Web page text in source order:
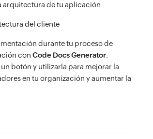
arquitectura de tu aplicación
del cliente
durante tu proceso de
con Code Docs Generator.
botón y utilizarla para mejorar la
en tu organización y aumentar la